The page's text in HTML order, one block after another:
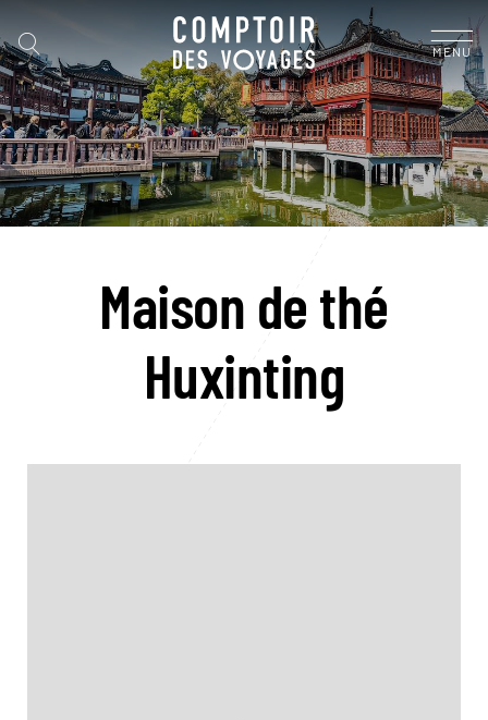
MENU
Maison de thé
Huxinting